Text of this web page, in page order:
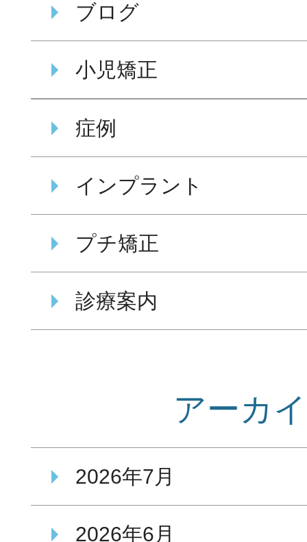
ブログ
小児矯正
症例
インプラント
プチ矯正
診療案内
アーカ
2026年7月
2026年6月